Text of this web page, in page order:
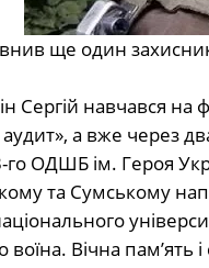
ще один
Сергій навчався на
аудит», а вже через
го ОДШБ ім. Героя
та Сумському
Вічна пам’ять і